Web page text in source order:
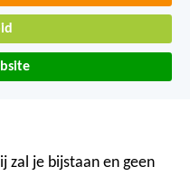
zal je bijstaan en geen